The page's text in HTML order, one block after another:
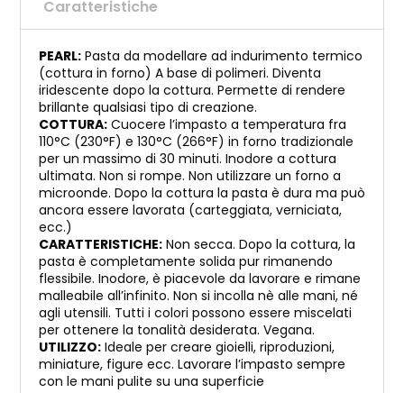
Caratteristiche
PEARL: Pasta da modellare ad indurimento termico
(cottura in forno) A base di polimeri. Diventa
iridescente dopo la cottura. Permette di rendere
brillante qualsiasi tipo di creazione.
COTTURA: Cuocere l’impasto a temperatura fra
110°C (230°F) e 130°C (266°F) in forno tradizionale
per un massimo di 30 minuti. Inodore a cottura
ultimata. Non si rompe. Non utilizzare un forno a
microonde. Dopo la cottura la pasta è dura ma può
ancora essere lavorata (carteggiata, verniciata,
ecc.)
CARATTERISTICHE: Non secca. Dopo la cottura, la
pasta è completamente solida pur rimanendo
flessibile. Inodore, è piacevole da lavorare e rimane
malleabile all’infinito. Non si incolla nè alle mani, né
agli utensili. Tutti i colori possono essere miscelati
per ottenere la tonalità desiderata. Vegana.
UTILIZZO: Ideale per creare gioielli, riproduzioni,
miniature, figure ecc. Lavorare l’impasto sempre
con le mani pulite su una superficie